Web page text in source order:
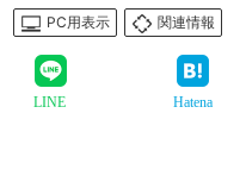
PC用表示
関連情報
LINE Hatena